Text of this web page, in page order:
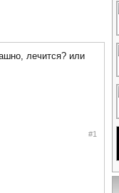
лечится? или
#1